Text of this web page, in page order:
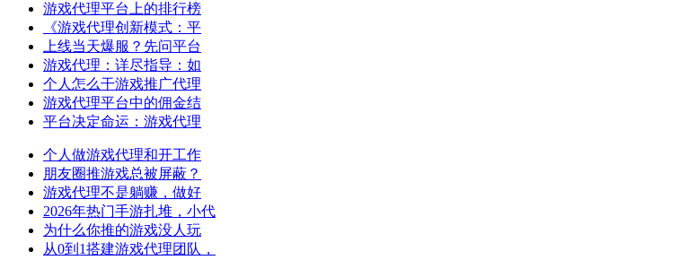
游戏代理平台上的排行榜
《游戏代理创新模式：平
上线当天爆服？先问平台
游戏代理：详尽指导：如
个人怎么干游戏推广代理
游戏代理平台中的佣金结
平台决定命运：游戏代理
个人做游戏代理和开工作
朋友圈推游戏总被屏蔽？
游戏代理不是躺赚，做好
2026年热门手游扎堆，小代
为什么你推的游戏没人玩
从0到1搭建游戏代理团队，